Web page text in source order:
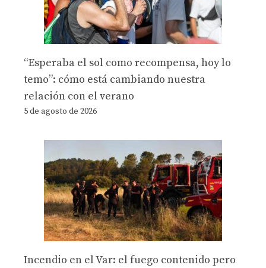
“Esperaba el sol como recompensa, hoy lo
temo”: cómo está cambiando nuestra
relación con el verano
5 de agosto de 2026
Incendio en el Var: el fuego contenido pero